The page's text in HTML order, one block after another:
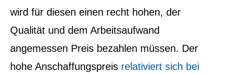
wird für diesen einen recht hohen, der
Qualität und dem Arbeitsaufwand
angemessen Preis bezahlen müssen. Der
hohe Anschaffungspreis relativiert sich bei